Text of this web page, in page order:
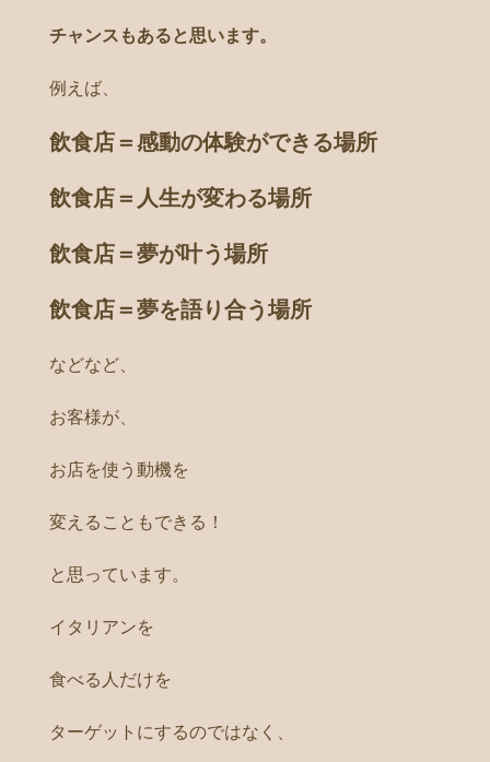
チャンスもあると思います。
例えば、
飲食店＝感動の体験ができる場所
飲食店＝人生が変わる場所
飲食店＝夢が叶う場所
飲食店＝夢を語り合う場所
などなど、
お客様が、
お店を使う動機を
変えることもできる！
と思っています。
イタリアンを
食べる人だけを
ターゲットにするのではなく、